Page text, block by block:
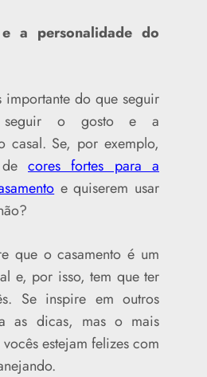
a personalidade do
importante do que seguir
seguir o gosto e a
casal. Se, por exemplo,
cores fortes para a
o e quiserem usar
que o casamento é um
e, por isso, tem que ter
Se inspire em outros
as dicas, mas o mais
estejam felizes com